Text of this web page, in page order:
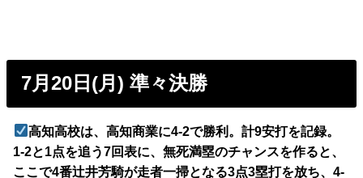
7月20日(月) 準々決勝
高知高校は、高知商業に4-2で勝利。計9安打を記録。
1-2と1点を追う7回表に、無死満塁のチャンスを作ると、
ここで4番辻井芳騎が走者一掃となる3点3塁打を放ち、4-